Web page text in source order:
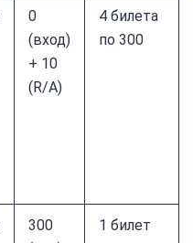
0
(вход)
+ 10
(R/A)
4 билета
по 300
300
1 билет